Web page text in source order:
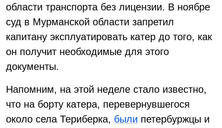
области транспорта без лицензии. В ноябре
суд в Мурманской области запретил
капитану эксплуатировать катер до того, как
он получит необходимые для этого
документы.
Напомним, на этой неделе стало известно,
что на борту катера, перевернувшегося
около села Териберка, были петербуржцы и